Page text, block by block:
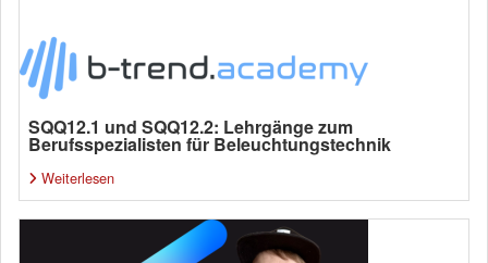
SQQ12.1 und SQQ12.2: Lehrgänge zum
Berufsspezialisten für Beleuchtungstechnik
Weiterlesen